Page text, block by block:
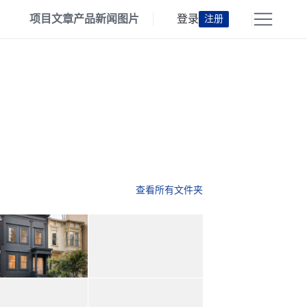
项目文章产品新闻 图片 登录 注册
查看所有文件夹